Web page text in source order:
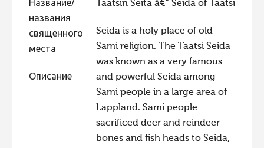
Фотоконкурс 2018
Фотоконкурс 2017
Фотоконкурс 2016
Фотоконкурс 2015
Фотоконкурс 2013
Название/
названия
священного
места
Taatsin Seita â€“ Seida of Taatsi
Описание
Seida is a holy place of old
Sami religion. The Taatsi Seida
was known as a very famous
and powerful Seida among
Sami people in a large area of
Lappland. Sami people
sacrificed deer and reindeer
bones and fish heads to Seida,